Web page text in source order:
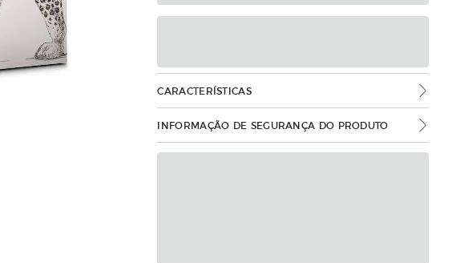
CARACTERÍSTICAS
INFORMAÇÃO DE SEGURANÇA DO PRODUTO